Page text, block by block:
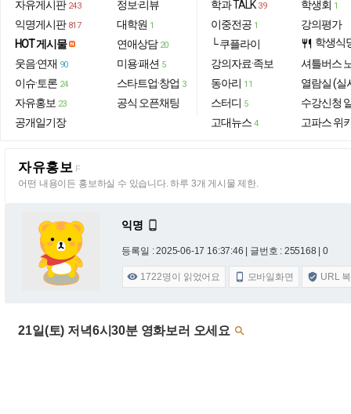
자유게시판 243
익명게시판 817
HOT 게시물
웃음·연재 90
이슈·토론 24
자유홍보 23
공개일기장
정보·리뷰
대학원 1
연애상담 20
미용·패션 5
스타트업·창업 3
공식 오픈채팅
학과 TALK 39
이중전공 1
└ 쿠플라이
강의자료·족보
동아리 11
스터디 5
고대뉴스 4
학생회 1
강의평가
restaurant 학생식
셔틀버스
열람실 (실
수강신청
고파스 위
자유홍보 F
어떤 내용이든 홍보하실 수 있습니다. 하루 3개 게시물 제한.
익명 
등록일 : 2025-06-17 16:37:46 | 글번호 : 255168 | 0
 1722명이 읽었어요  모바일화면  URL
21일(토) 저녁6시30분 영화보러 오세요 